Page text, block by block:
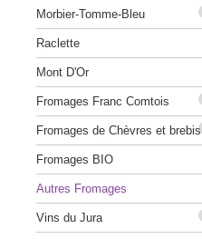
Morbier-Tomme-Bleu
Raclette
Mont D'Or
Fromages Franc Comtois
Fromages de Chèvres et brebis
Fromages BIO
Autres Fromages
Vins du Jura